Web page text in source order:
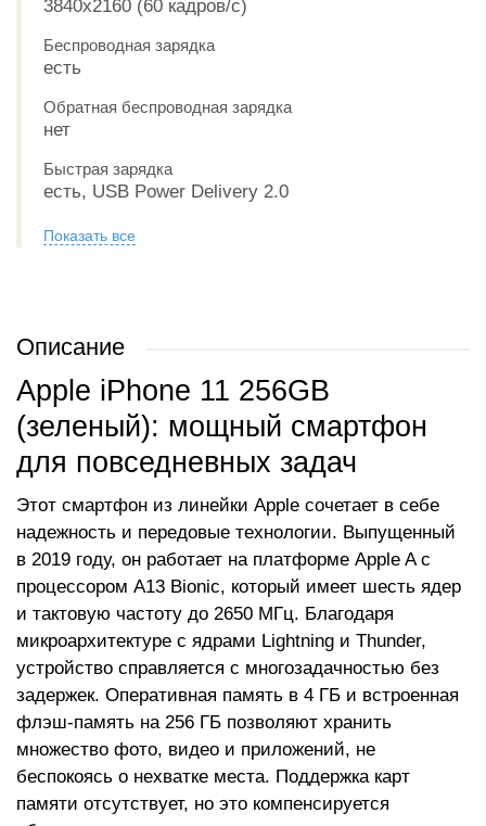
3840x2160 (60 кадров/с)
Беспроводная зарядка
есть
Обратная беспроводная зарядка
нет
Быстрая зарядка
есть, USB Power Delivery 2.0
Показать все
Описание
Apple iPhone 11 256GB
(зеленый): мощный смартфон
для повседневных задач
Этот смартфон из линейки Apple сочетает в себе
надежность и передовые технологии. Выпущенный
в 2019 году, он работает на платформе Apple A с
процессором A13 Bionic, который имеет шесть ядер
и тактовую частоту до 2650 МГц. Благодаря
микроархитектуре с ядрами Lightning и Thunder,
устройство справляется с многозадачностью без
задержек. Оперативная память в 4 ГБ и встроенная
флэш-память на 256 ГБ позволяют хранить
множество фото, видео и приложений, не
беспокоясь о нехватке места. Поддержка карт
памяти отсутствует, но это компенсируется